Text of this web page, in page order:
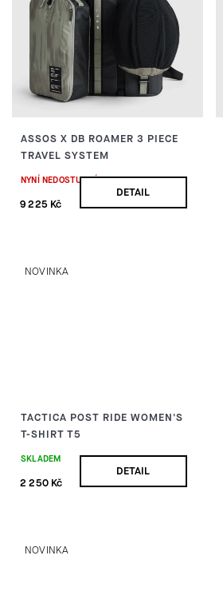
ASSOS X DB ROAMER 3 PIECE
TRAVEL SYSTEM
NYNÍ NEDOSTUPNÉ
9 225 Kč
DETAIL
NOVINKA
TACTICA POST RIDE WOMEN'S
T-SHIRT T5
SKLADEM
2 250 Kč
DETAIL
NOVINKA